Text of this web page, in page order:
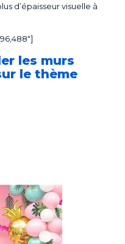
d’épaisseur visuelle à
les murs
le thème